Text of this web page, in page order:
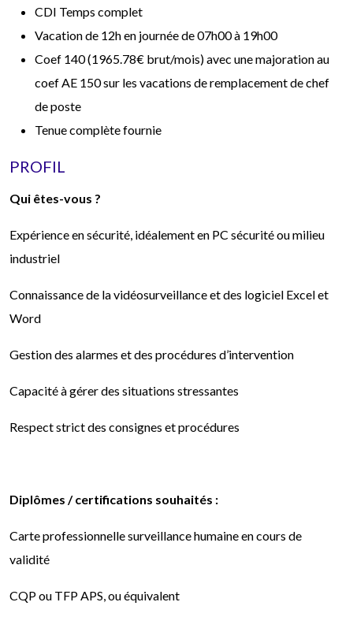
CDI Temps complet
Vacation de 12h en journée de 07h00 à 19h00
Coef 140 (1965.78€ brut/mois) avec une majoration au
coef AE 150 sur les vacations de remplacement de chef
de poste
Tenue complète fournie
PROFIL
Qui êtes-vous ?
Expérience en sécurité, idéalement en PC sécurité ou milieu
industriel
Connaissance de la vidéosurveillance et des logiciel Excel et
Word
Gestion des alarmes et des procédures d’intervention
Capacité à gérer des situations stressantes
Respect strict des consignes et procédures
Diplômes / certifications souhaités :
Carte professionnelle surveillance humaine en cours de
validité
CQP ou TFP APS, ou équivalent